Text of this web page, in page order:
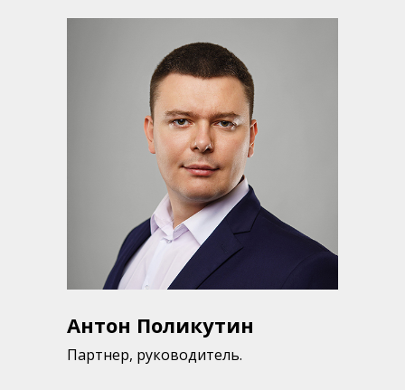
Антон Поликутин
Партнер, руководитель.